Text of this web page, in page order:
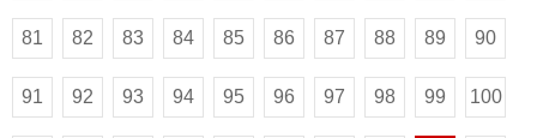
81 82 83 84 85 86 87 88 89 90
91 92 93 94 95 96 97 98 99 100